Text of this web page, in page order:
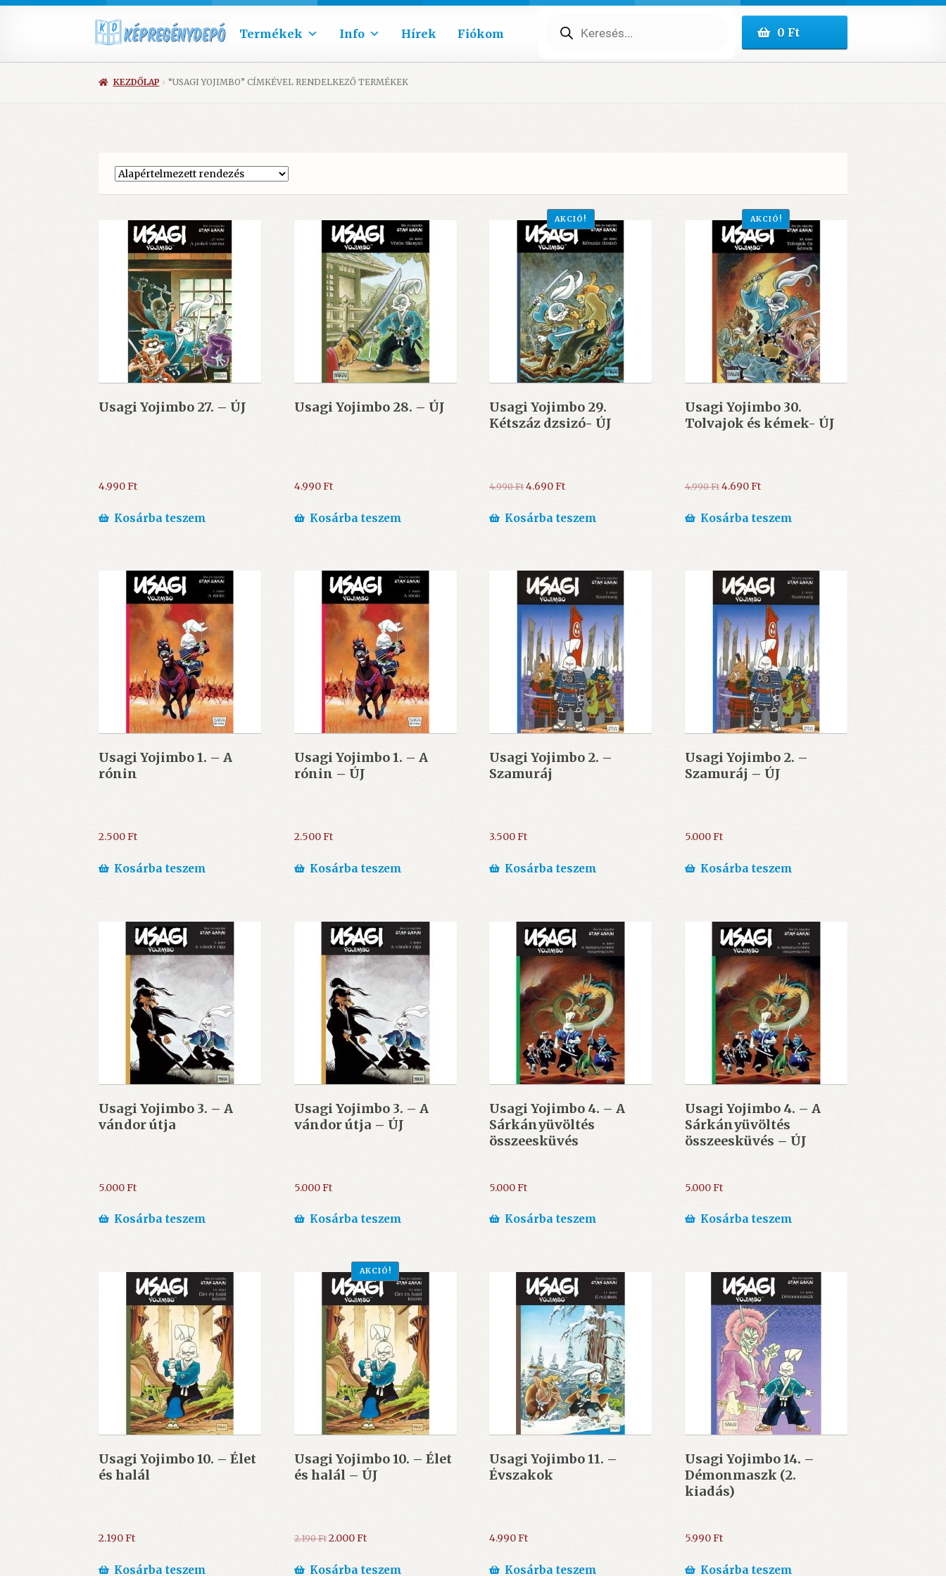
Termékek Info Hírek Fiókom search 0Ft
KEZDŐLAP “USAGI YOJIMBO” CÍMKÉVEL RENDELKEZŐ TERMÉKEK
Usagi Yojimbo 27. – ÚJ
4.990Ft
Kosárba teszem
Usagi Yojimbo 28. – ÚJ
4.990Ft
Kosárba teszem
Usagi Yojimbo 29.
Kétszáz dzsizó- ÚJ
AKCIÓ!
4.990Ft Original
was:
4.690FtCurrent
is:
Kosárba teszem
Usagi Yojimbo 30.
Tolvajok és kémek- ÚJ
AKCIÓ!
4.990Ft Original
was:
4.690FtCurrent
is:
Kosárba teszem
Usagi Yojimbo 1. – A
rónin
2.500Ft
Kosárba teszem
Usagi Yojimbo 1. – A
rónin – ÚJ
2.500Ft
Kosárba teszem
Usagi Yojimbo 2. –
Szamuráj
3.500Ft
Kosárba teszem
Usagi Yojimbo 2. –
Szamuráj – ÚJ
5.000Ft
Kosárba teszem
Usagi Yojimbo 3. – A
vándor útja
5.000Ft
Kosárba teszem
Usagi Yojimbo 3. – A
vándor útja – ÚJ
5.000Ft
Kosárba teszem
Usagi Yojimbo 4. – A
Sárkányüvöltés
összeesküvés
5.000Ft
Kosárba teszem
Usagi Yojimbo 4. – A
Sárkányüvöltés
összeesküvés – ÚJ
5.000Ft
Kosárba teszem
Usagi Yojimbo 10. – Élet
és halál
2.190Ft
Kosárba teszem
Usagi Yojimbo 10. – Élet
és halál – ÚJ
AKCIÓ!
2.190Ft Original
was:
2.000FtCurrent
is:
Kosárba teszem
Usagi Yojimbo 11. –
Évszakok
4.990Ft
Kosárba teszem
Usagi Yojimbo 14. –
Démonmaszk (2.
kiadás)
5.990Ft
Kosárba teszem